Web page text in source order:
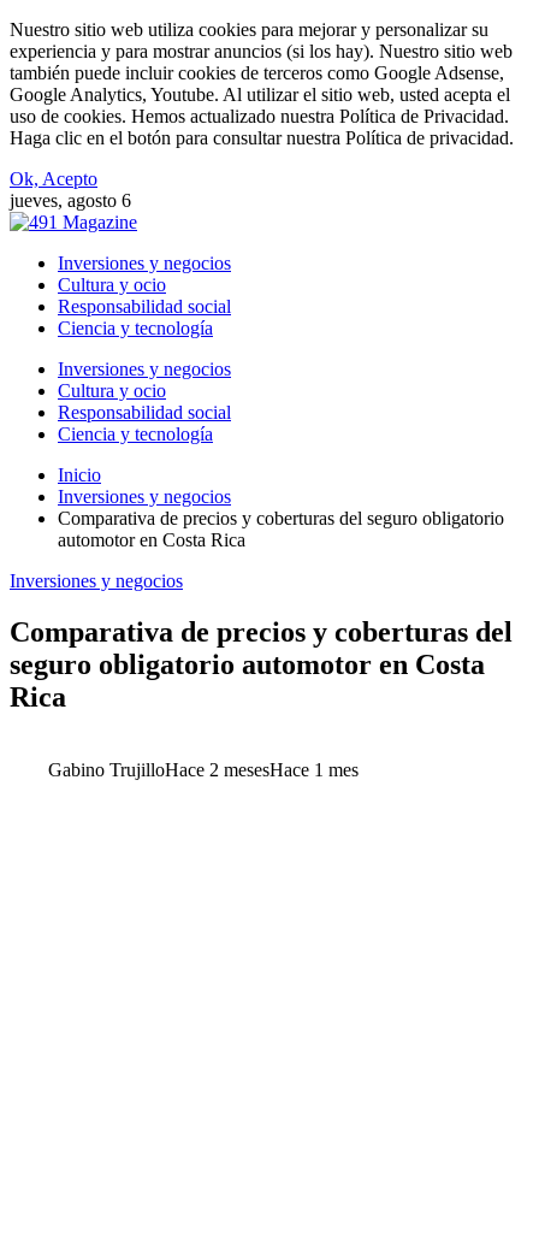
Nuestro sitio web utiliza cookies para mejorar y personalizar su
experiencia y para mostrar anuncios (si los hay). Nuestro sitio web
también puede incluir cookies de terceros como Google Adsense,
Google Analytics, Youtube. Al utilizar el sitio web, usted acepta el
uso de cookies. Hemos actualizado nuestra Política de Privacidad.
Haga clic en el botón para consultar nuestra Política de privacidad.
Ok, Acepto
jueves, agosto 6
Inversiones y negocios
Cultura y ocio
Responsabilidad social
Ciencia y tecnología
Inversiones y negocios
Cultura y ocio
Responsabilidad social
Ciencia y tecnología
Inicio
Inversiones y negocios
Comparativa de precios y coberturas del seguro obligatorio
automotor en Costa Rica
Inversiones y negocios
Comparativa de precios y coberturas del
seguro obligatorio automotor en Costa
Rica
Gabino TrujilloHace 2 mesesHace 1 mes